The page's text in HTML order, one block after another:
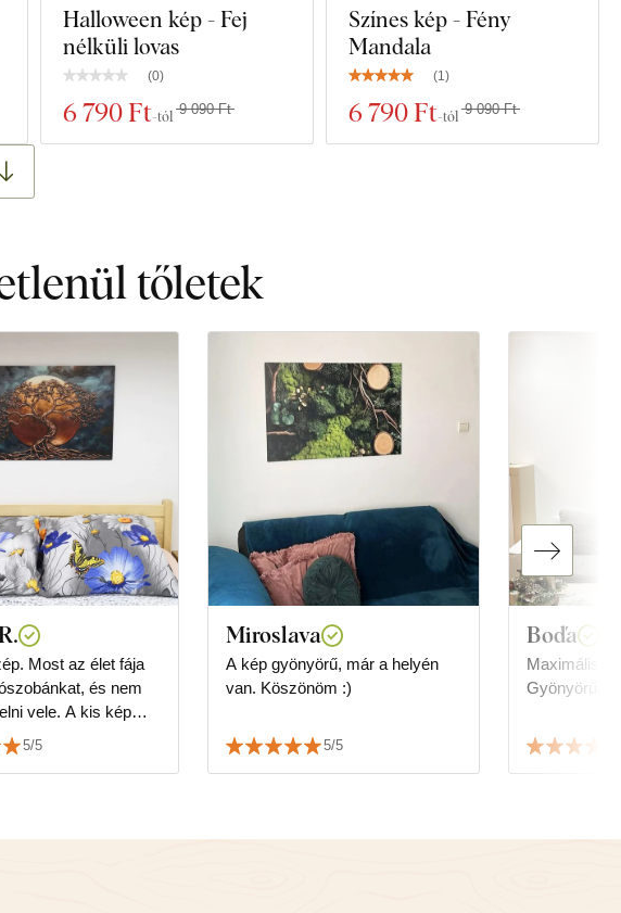
Halloween kép - Fej
nélküli lovas
(0)
6 790 Ft-tól 9 090 Ft
Színes kép - Fény
Mandala
(1)
6 790 Ft-tól 9 090 Ft
tőletek
Most az élet fája
és nem
vele. A kis kép
szerzett
alapján nem
5/5
Miroslava
A kép gyönyörű, már a helyén
van. Köszönöm :)
5/5
Boďa
Maximális
Gyönyörűen